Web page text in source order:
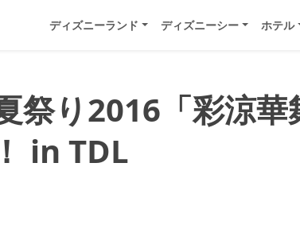
ディズニーランド ディズニーシー ホテル
祭り2016「彩涼華
in TDL